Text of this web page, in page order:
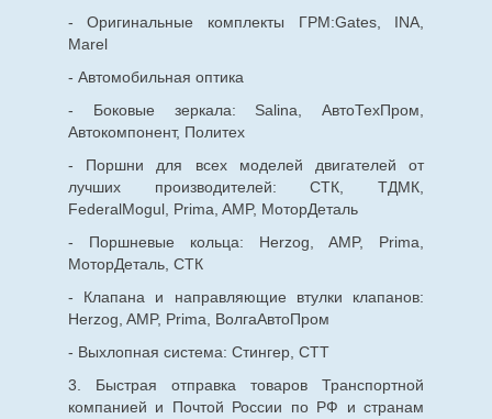
- Оригинальные комплекты ГРМ:Gates, INA,
Marel
- Автомобильная оптика
- Боковые зеркала: Salina, АвтоТехПром,
Автокомпонент, Политех
- Поршни для всех моделей двигателей от
лучших производителей: СТК, ТДМК,
FederalMogul, Prima, AMP, МоторДеталь
- Поршневые кольца: Herzog, AMP, Prima,
МоторДеталь, СТК
- Клапана и направляющие втулки клапанов:
Herzog, AMP, Prima, ВолгаАвтоПром
- Выхлопная система: Стингер, СТТ
3. Быстрая отправка товаров Транспортной
компанией и Почтой России по РФ и странам